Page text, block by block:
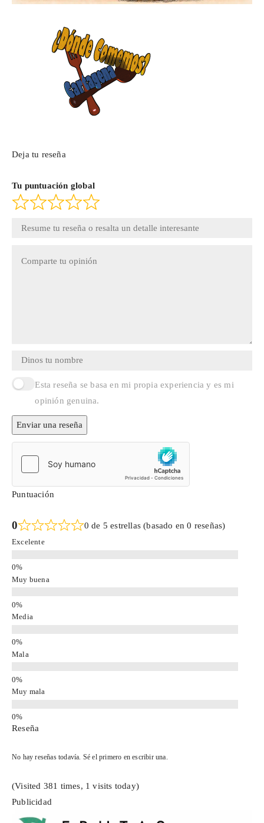
Deja tu reseña
Tu puntuación global
Esta reseña se basa en mi propia experiencia y es mi
opinión genuina.
Enviar una reseña
Puntuación
0 0 de 5 estrellas (basado en 0 reseñas)
Excelente
Muy buena
Media
Mala
Muy mala
Reseña
No hay reseñas todavía. Sé el primero en escribir una.
(Visited 381 times, 1 visits today)
Publicidad